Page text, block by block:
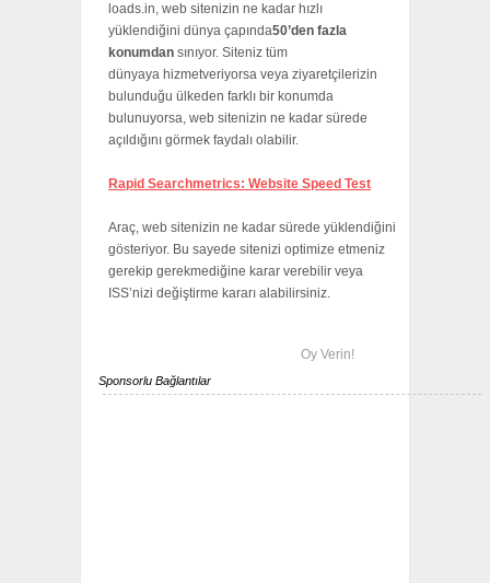
loads.in, web sitenizin ne kadar hızlı
yüklendiğini dünya çapında50’den fazla
konumdan sınıyor. Siteniz tüm
dünyaya hizmetveriyorsa veya ziyaretçilerizin
bulunduğu ülkeden farklı bir konumda
bulunuyorsa, web sitenizin ne kadar sürede
açıldığını görmek faydalı olabilir.
Rapid Searchmetrics: Website Speed Test
Araç, web sitenizin ne kadar sürede yüklendiğini
gösteriyor. Bu sayede sitenizi optimize etmeniz
gerekip gerekmediğine karar verebilir veya
ISS’nizi değiştirme kararı alabilirsiniz.
Oy Verin!
Sponsorlu Bağlantılar